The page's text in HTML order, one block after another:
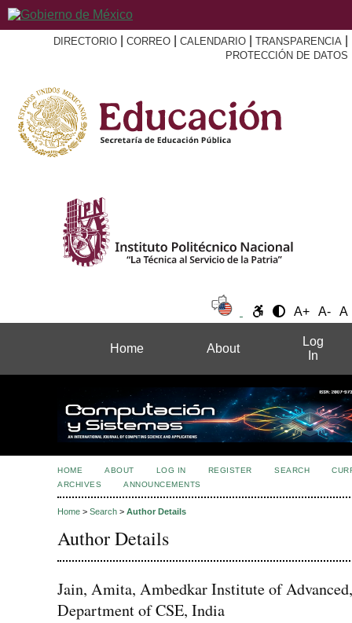
DIRECTORIO CORREO CALENDARIO TRANSPARENCIA
PROTECCIÓN DE DATOS
A+ A- A
Home About
Log
In
HOME ABOUT LOG IN REGISTER SEARCH
ARCHIVES
ANNOUNCEMENTS
Home > Search > Author Details
Author Details
Jain, Amita, Ambedkar Institute of Advanced,
Department of CSE, India